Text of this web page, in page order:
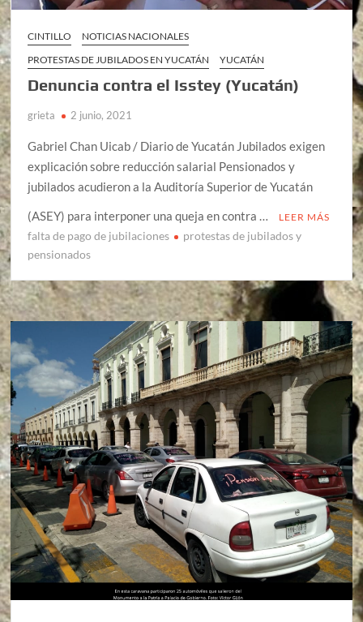
CINTILLO
NOTICIAS NACIONALES
PROTESTAS DE JUBILADOS EN YUCATÁN
YUCATÁN
Denuncia contra el Isstey (Yucatán)
grieta 2 junio, 2021
Gabriel Chan Uicab / Diario de Yucatán Jubilados exigen
explicación sobre reducción salarial Pensionados y
jubilados acudieron a la Auditoría Superior de Yucatán
(ASEY) para interponer una queja en contra …
LEER MÁS
falta de pago de jubilaciones
protestas de jubilados y
pensionados